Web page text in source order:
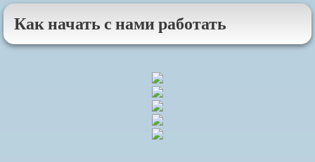
Как начать с нами работать